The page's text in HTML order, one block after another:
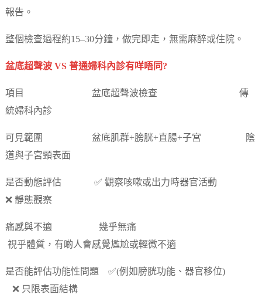
報告。
整個檢查過程約15–30分鐘，做完即走，無需麻醉或住院。
盆底超聲波 VS 普通婦科內診有咩唔同?
項目 盆底超聲波檢查 傳
統婦科內診
可見範圍 盆底肌群+膀胱+直腸+子宮 陰
道與子宮頸表面
是否動態評估 ✅ 觀察咳嗽或出力時器官活動
❌ 靜態觀察
痛感與不適 幾乎無痛
視乎體質，有啲人會感覺尷尬或輕微不適
是否能評估功能性問題 ✅(例如膀胱功能、器官移位)
❌ 只限表面結構